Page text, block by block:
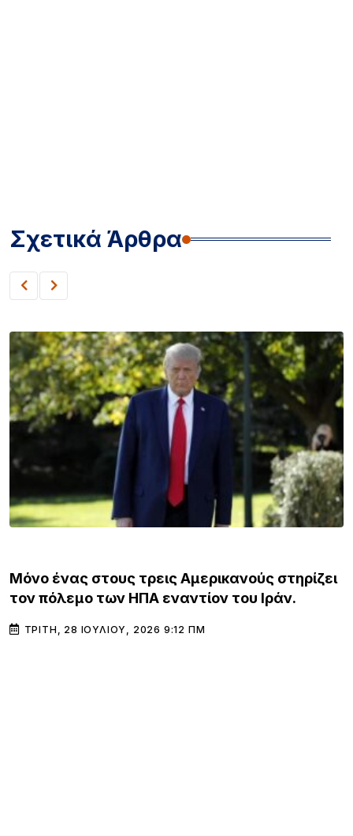
Σχετικά Άρθρα
Μόνο ένας στους τρεις Αμερικανούς στηρίζει
τον πόλεμο των ΗΠΑ εναντίον του Ιράν.
ΤΡΊΤΗ, 28 ΙΟΥΛΊΟΥ, 2026 9:12 ΠΜ